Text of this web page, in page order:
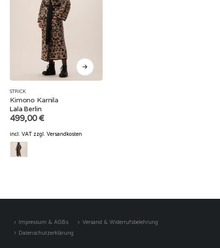
STRICK
Kimono Karnila
Lala Berlin
499,00€
incl. VAT zzgl. Versandkosten
Impressum & AGBs
Versand & Widerrufsbelehrung
Datenschutzerklärung